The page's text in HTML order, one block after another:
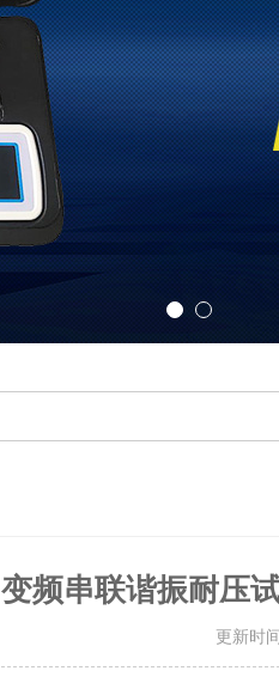
变频串联谐振耐压
更新时